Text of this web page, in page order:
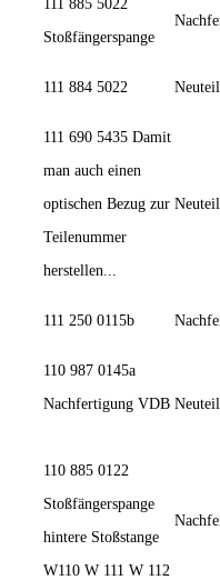
111 885 5022
Stoßfängerspange
111 884 5022
111 690 5435 Damit
man auch einen
optischen Bezug zur
Teilenummer
herstellen...
111 250 0115b
110 987 0145a
Nachfertigung VDB
110 885 0122
Stoßfängerspange
hintere Stoßstange
W110 W 111 W 112